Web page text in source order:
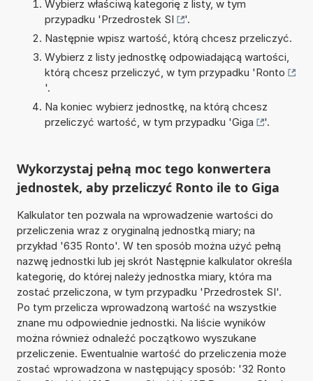
Wybierz właściwą kategorię z listy, w tym
przypadku 'Przedrostek SI
'.
Następnie wpisz wartość, którą chcesz przeliczyć.
Wybierz z listy jednostkę odpowiadającą wartości,
którą chcesz przeliczyć, w tym przypadku 'Ronto
'.
Na koniec wybierz jednostkę, na którą chcesz
przeliczyć wartość, w tym przypadku 'Giga '.
Wykorzystaj pełną moc tego konwertera
jednostek, aby przeliczyć Ronto ile to Giga
Kalkulator ten pozwala na wprowadzenie wartości do
przeliczenia wraz z oryginalną jednostką miary; na
przykład '635 Ronto'. W ten sposób można użyć pełną
nazwę jednostki lub jej skrót Następnie kalkulator określa
kategorię, do której należy jednostka miary, która ma
zostać przeliczona, w tym przypadku 'Przedrostek SI'.
Po tym przelicza wprowadzoną wartość na wszystkie
znane mu odpowiednie jednostki. Na liście wyników
można również odnaleźć początkowo wyszukane
przeliczenie. Ewentualnie wartość do przeliczenia może
zostać wprowadzona w następujący sposób: '32 Ronto